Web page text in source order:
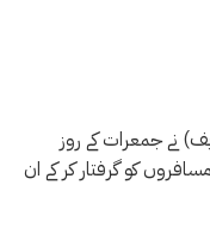
نے جمعرات کے روز
کو گرفتار کر کے ان